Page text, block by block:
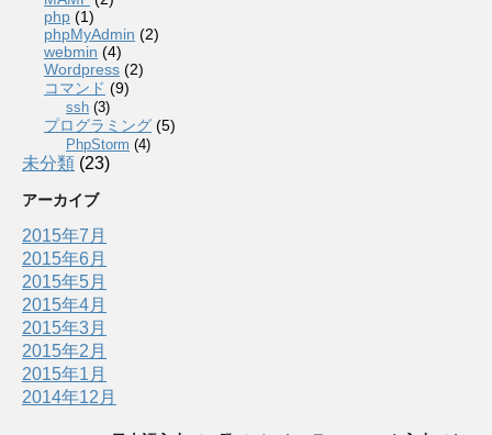
php (1)
phpMyAdmin (2)
webmin (4)
Wordpress (2)
コマンド (9)
ssh (3)
プログラミング (5)
PhpStorm (4)
未分類 (23)
アーカイブ
2015年7月
2015年6月
2015年5月
2015年4月
2015年3月
2015年2月
2015年1月
2014年12月